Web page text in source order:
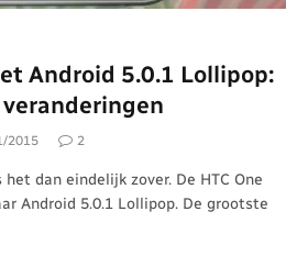
Android 5.0.1 Lollipop:
2015 2
dan eindelijk zover. De HTC One
Android 5.0.1 Lollipop. De grootste